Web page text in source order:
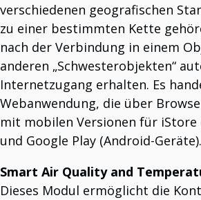
verschiedenen geografischen
zu einer bestimmten Kette
nach der Verbindung in einem
anderen „Schwesterobjekten“
Internetzugang erhalten. Es
Webanwendung, die über
mit mobilen Versionen für iStore
und Google Play (Android-Geräte).
Smart Air Quality and
Dieses Modul ermöglicht die